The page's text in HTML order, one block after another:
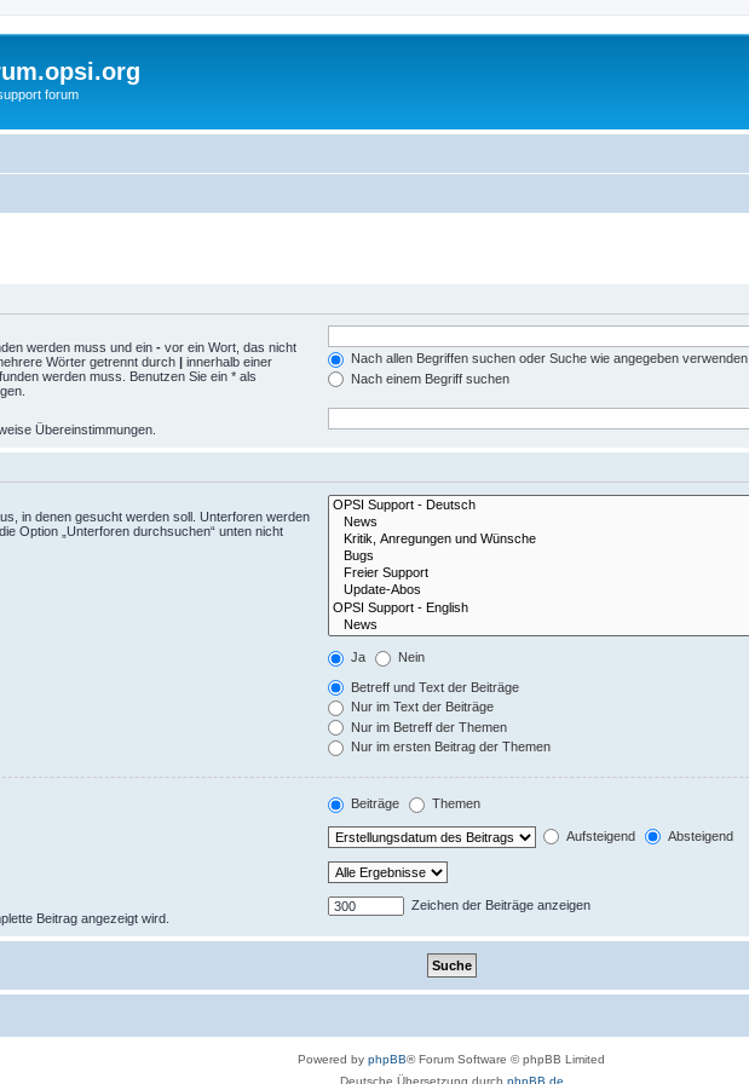
forum
werden muss und ein - vor ein Wort, das nicht
Wörter getrennt durch | innerhalb einer
werden muss. Benutzen Sie ein * als
Nach allen Begriffen suchen oder Suche wie angegeben verwenden
Nach einem Begriff suchen
Übereinstimmungen.
in denen gesucht werden soll. Unterforen werden
Option „Unterforen durchsuchen“ unten nicht
Ja Nein
Betreff und Text der Beiträge
Nur im Text der Beiträge
Nur im Betreff der Themen
Nur im ersten Beitrag der Themen
Beiträge Themen
Aufsteigend Absteigend
Beitrag angezeigt wird.
Zeichen der Beiträge anzeigen
Powered by phpBB® Forum Software © phpBB Limited
Deutsche Übersetzung durch phpBB.de